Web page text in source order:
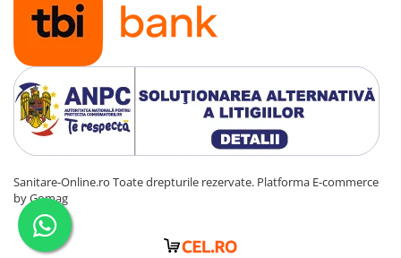
Sanitare-Online.ro Toate drepturile rezervate. Platforma E-commerce
by Gomag